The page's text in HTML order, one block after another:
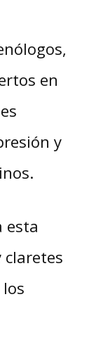
en
y
esta
claretes